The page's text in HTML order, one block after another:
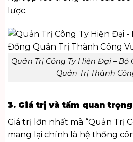
lược.
Quản Trị Công Ty Hiện Đại – Bộ
Quản Trị Thành
3. Giá trị và tầm quan
Giá trị lớn nhất mà “Quản Trị
mang lại chính là hệ thống